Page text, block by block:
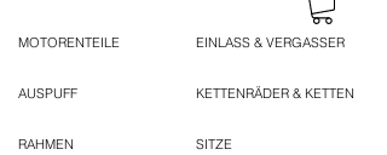
MOTORENTEILE
AUSPUFF
RAHMEN
EINLASS & VERGASSER
KETTENRÄDER & KETTEN
SITZE